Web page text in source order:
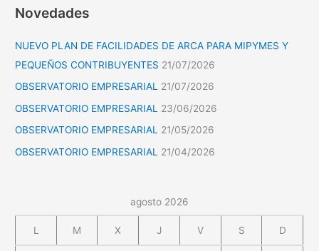
Novedades
NUEVO PLAN DE FACILIDADES DE ARCA PARA MIPYMES Y
PEQUEÑOS CONTRIBUYENTES 21/07/2026
OBSERVATORIO EMPRESARIAL 21/07/2026
OBSERVATORIO EMPRESARIAL
23/06/2026
OBSERVATORIO EMPRESARIAL
21/05/2026
OBSERVATORIO EMPRESARIAL
21/04/2026
agosto 2026
L M X J V S D